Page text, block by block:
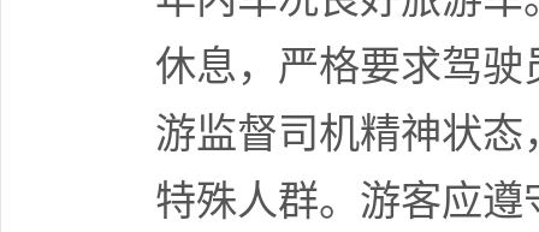
休息，严格要求驾
游监督司机精神状
特殊人群。游客应